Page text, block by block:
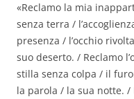
«Reclamo la mia
senza terra /
presenza / l’occhio
suo deserto. / Reclamo
stilla senza colpa / il
la parola / la sua notte. /